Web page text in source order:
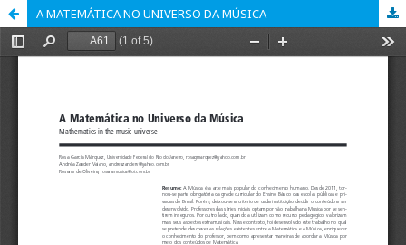
A MATEMÁTICA NO UNIVERSO DA MÚSICA